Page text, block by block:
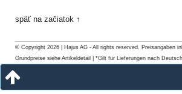
späť na začiatok ↑
© Copyright 2026 | Hajus AG - All rights reserved. Preisangaben
Grundpreise siehe Artikeldetail | *Gilt für Lieferungen nach